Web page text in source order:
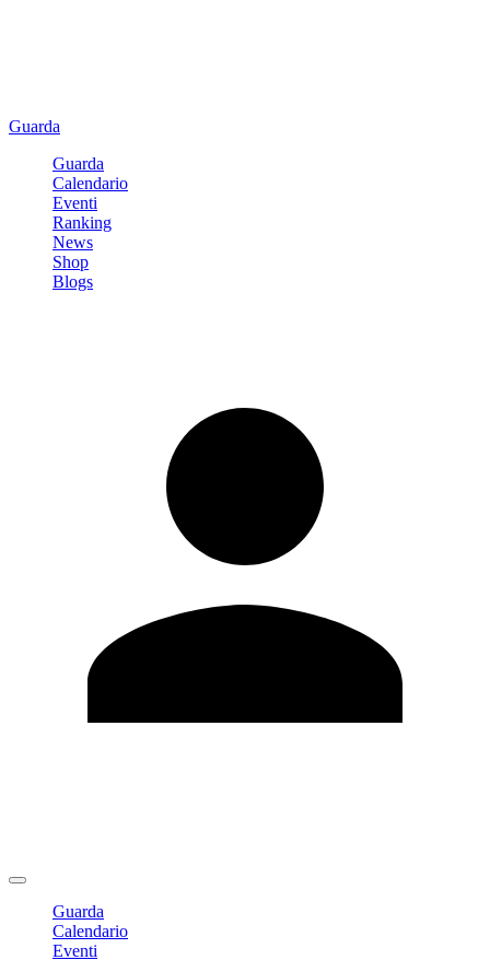
Guarda
Guarda
Calendario
Eventi
Ranking
News
Shop
Blogs
Guarda
Calendario
Eventi